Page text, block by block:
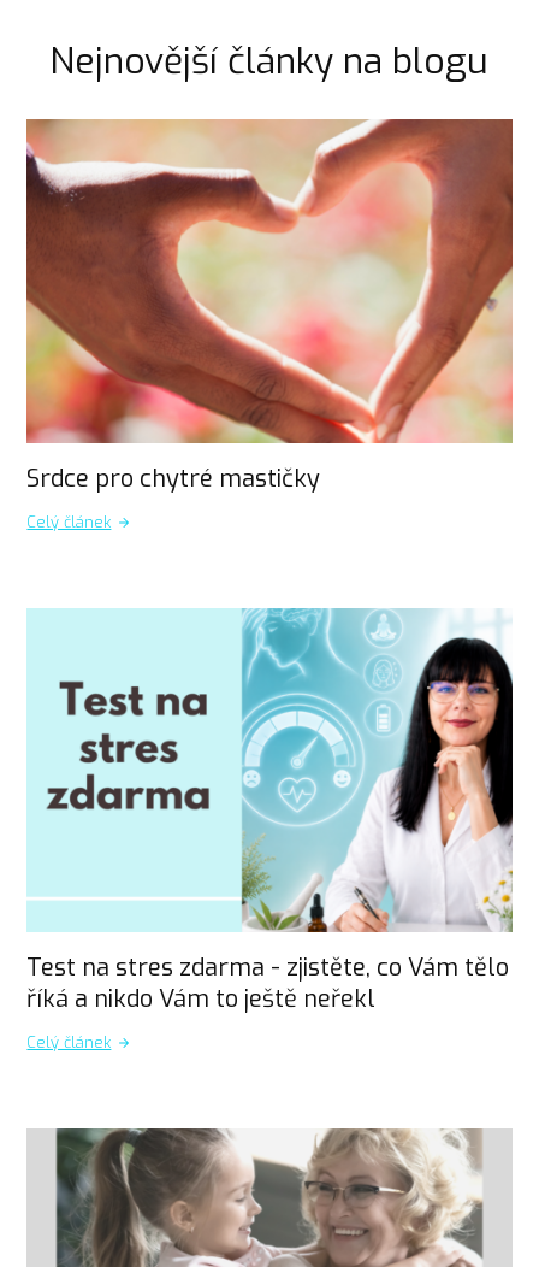
Nejnovější články na blogu
Srdce pro chytré mastičky
Celý článek
Test na stres zdarma - zjistěte, co Vám tělo
říká a nikdo Vám to ještě neřekl
Celý článek